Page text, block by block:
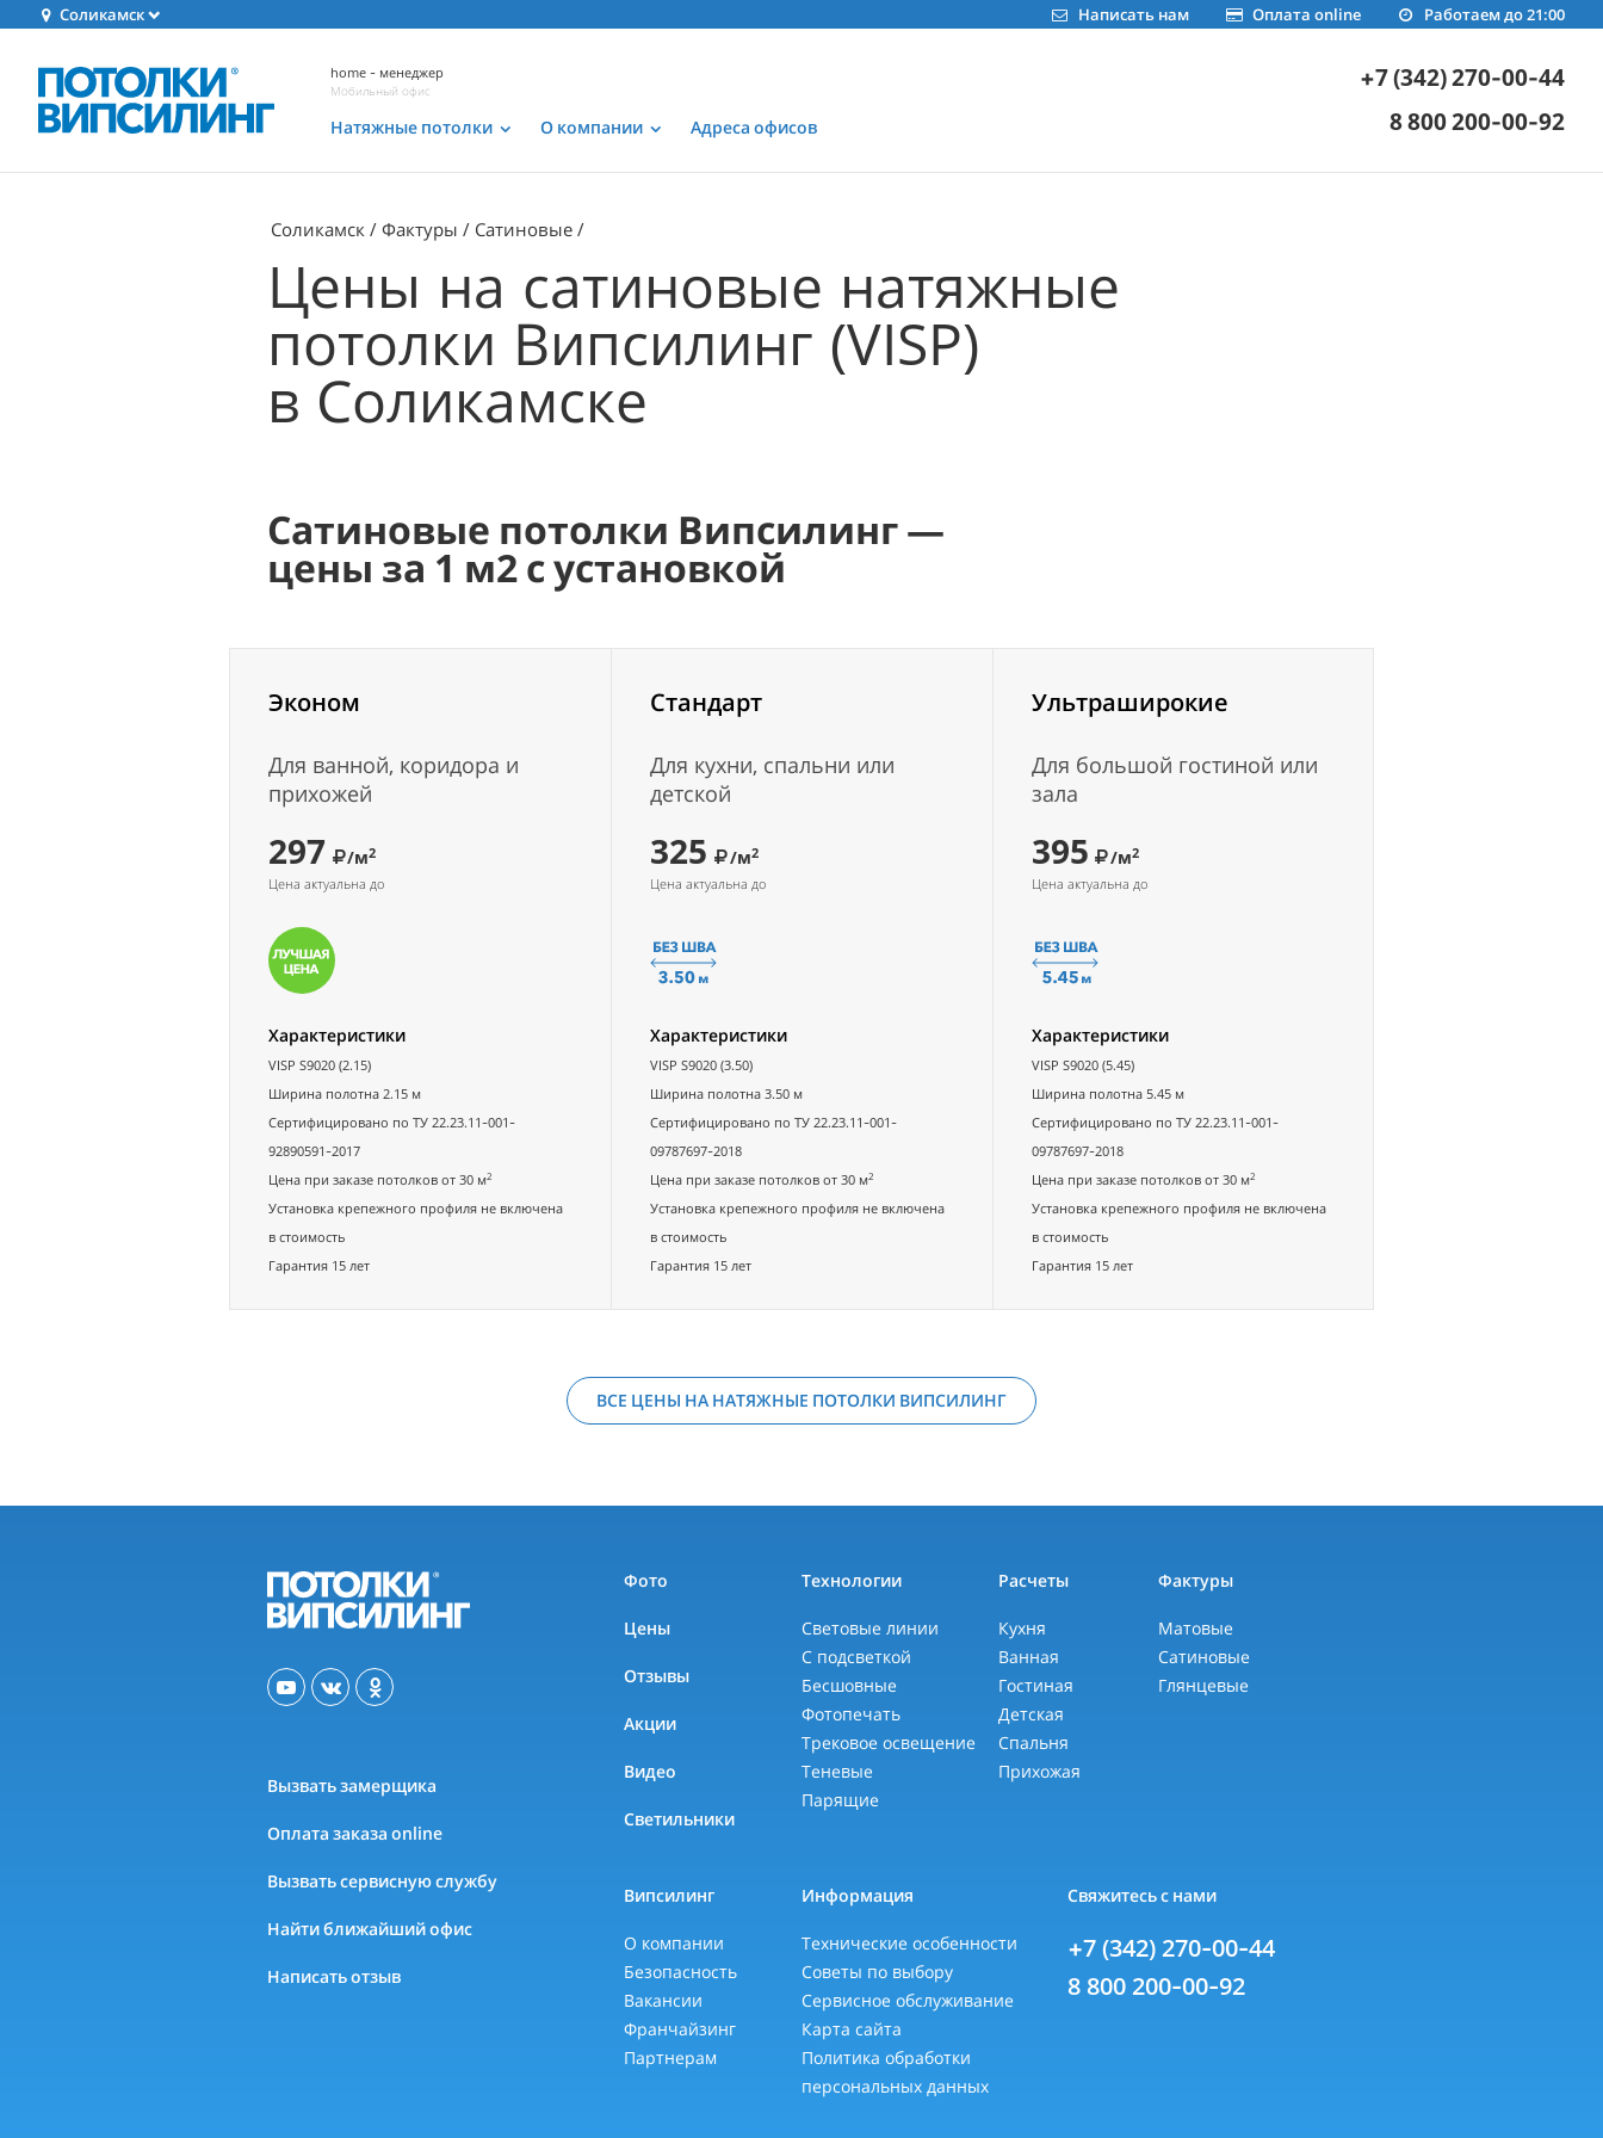
Соликамск Работаем до 21:00
Оплата online
Написать нам
home - менеджер
Мобильный офис
Натяжные потолки О компании Адреса офисов
+7 (342) 270-00-44
8 800 200-00-92
Соликамск Фактуры Сатиновые
Цены на сатиновые натяжные
потолки Випсилинг (VISP)
в Соликамске
Сатиновые потолки Випсилинг —
цены за 1 м2 с установкой
Эконом
Для ванной, коридора и
прихожей
297 /м2
Цена актуальна до
Характеристики
VISP S9020 (2.15)
Ширина полотна 2.15 м
Сертифицировано по ТУ 22.23.11-001-
92890591-2017
Цена при заказе потолков от 30 м2
Установка крепежного профиля не включена
в стоимость
Гарантия 15 лет
Стандарт
Для кухни, спальни или
детской
325 /м2
Цена актуальна до
Характеристики
VISP S9020 (3.50)
Ширина полотна 3.50 м
Сертифицировано по ТУ 22.23.11-001-
09787697-2018
Цена при заказе потолков от 30 м2
Установка крепежного профиля не включена
в стоимость
Гарантия 15 лет
Ультраширокие
Для большой гостиной или
зала
395 /м2
Цена актуальна до
Характеристики
VISP S9020 (5.45)
Ширина полотна 5.45 м
Сертифицировано по ТУ 22.23.11-001-
09787697-2018
Цена при заказе потолков от 30 м2
Установка крепежного профиля не включена
в стоимость
Гарантия 15 лет
ВСЕ ЦЕНЫ НА НАТЯЖНЫЕ ПОТОЛКИ ВИПСИЛИНГ
Вызвать замерщика
Оплата заказа online
Вызвать сервисную службу
Найти ближайший офис
Написать отзыв
Фото
Цены
Отзывы
Акции
Видео
Светильники
Технологии
Световые линии
С подсветкой
Бесшовные
Фотопечать
Трековое освещение
Теневые
Парящие
Расчеты
Кухня
Ванная
Гостиная
Детская
Спальня
Прихожая
Фактуры
Матовые
Сатиновые
Глянцевые
Випсилинг
О компании
Безопасность
Вакансии
Франчайзинг
Партнерам
Информация
Технические особенности
Советы по выбору
Сервисное обслуживание
Карта сайта
Политика обработки
персональных данных
Свяжитесь с нами
+7 (342) 270-00-44
8 800 200-00-92